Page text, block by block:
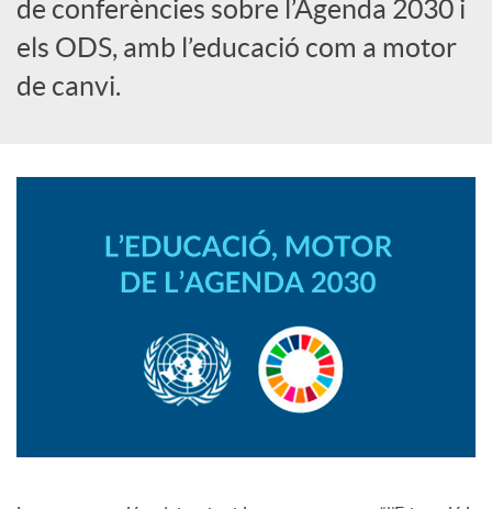
a
de conferències sobre l’Agenda 2030 i
els ODS, amb l’educació com a motor
de canvi.